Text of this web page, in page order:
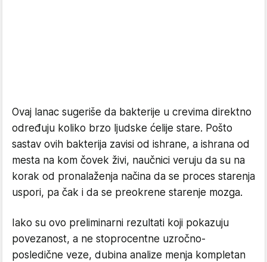
Ovaj lanac sugeriše da bakterije u crevima direktno
određuju koliko brzo ljudske ćelije stare. Pošto
sastav ovih bakterija zavisi od ishrane, a ishrana od
mesta na kom čovek živi, naučnici veruju da su na
korak od pronalaženja načina da se proces starenja
uspori, pa čak i da se preokrene starenje mozga.
Iako su ovo preliminarni rezultati koji pokazuju
povezanost, a ne stoprocentne uzročno-
posledične veze, dubina analize menja kompletan